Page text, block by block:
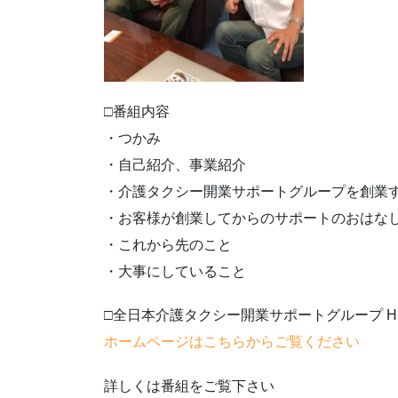
□番組内容
・つかみ
・自己紹介、事業紹介
・介護タクシー開業サポートグループを創業
・お客様が創業してからのサポートのおはな
・これから先のこと
・大事にしていること
□全日本介護タクシー開業サポートグループ
ホームページはこちらからご覧ください
詳しくは番組をご覧下さい